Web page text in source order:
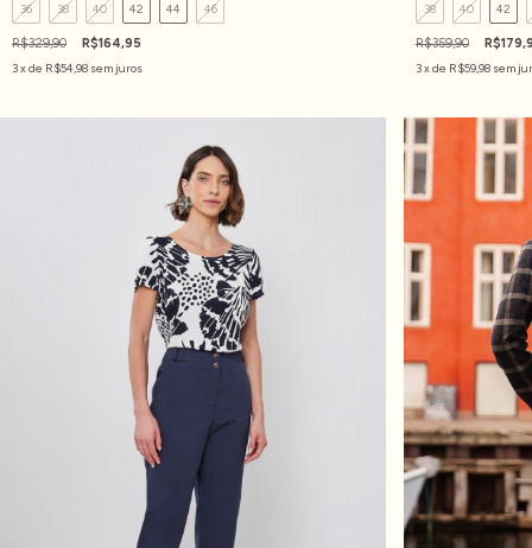
36 38 40 42 44 46
R$329,90
R$164,95
3x de R$54,98 sem juros
38 40 42
R$359,90
3x de R$59,98 sem